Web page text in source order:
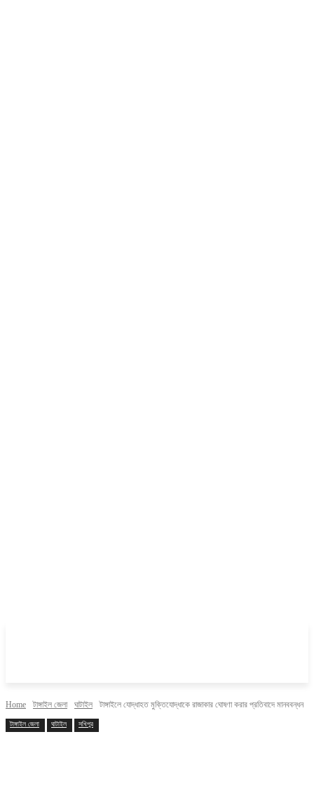
Home টাঙ্গাইল জেলা ঘাটাইল টাঙ্গাইলে যোদ্ধাহত মুক্তিযোদ্ধাকে রাজাকার ঘোষণা করার প্রতিবাদে মানববন্ধন
টাঙ্গাইল জেলা ঘাটাইল সখিপুর